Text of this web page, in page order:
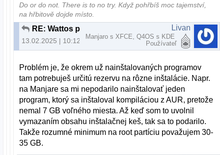
Do or do not. There is to no try.​ Když pohřbíš moc tajemství,
na hřbitově dojde místo.
RE: Wattos prikazovy riadok
13.02.2025 | 10:12
Livan
Manjaro s XFCE, Q4OS s KDE
Používateľ
Problém je, že okrem už nainštalovaných programov
tam potrebuješ určitú rezervu na rôzne inštalácie. Napr.
na Manjare sa mi nepodarilo nainštalovať jeden
program, ktorý sa inštaloval kompiláciou z AUR, pretože
nemal 7 GB voľného miesta. Až keď som to uvolnil
vymazaním obsahu inštalačnej keš, tak sa to podarilo.
Takže rozumné minimum na root partíciu považujem 30-
35 GB.